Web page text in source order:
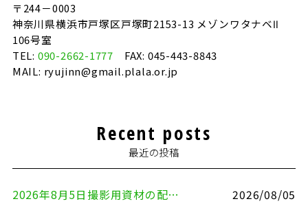
〒244－0003
神奈川県横浜市戸塚区戸塚町2153-13 メゾンワタナベⅡ
106号室
TEL: 090-2662-1777 FAX: 045-443-8843
MAIL: ryujinn@gmail.plala.or.jp
Recent posts
最近の投稿
2026年8月5日撮影用資材の配送（鎌倉市⇒港区）
2026/08/05